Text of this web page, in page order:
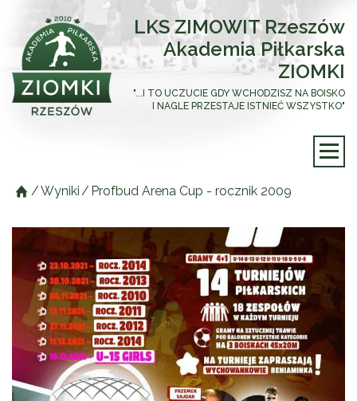
LKS ZIMOWIT Rzeszów
Akademia Piłkarska
ZIOMKI
"...I TO UCZUCIE GDY WCHODZISZ NA BOISKO
I NAGLE PRZESTAJE ISTNIEĆ WSZYSTKO"
/Wyniki / Profbud Arena Cup - rocznik 2009